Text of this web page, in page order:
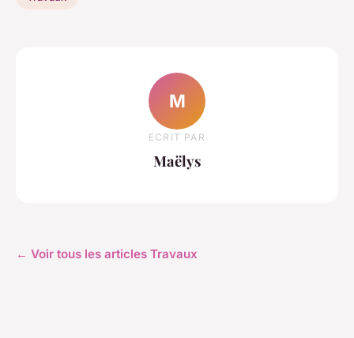
M
ECRIT PAR
Maëlys
← Voir tous les articles Travaux